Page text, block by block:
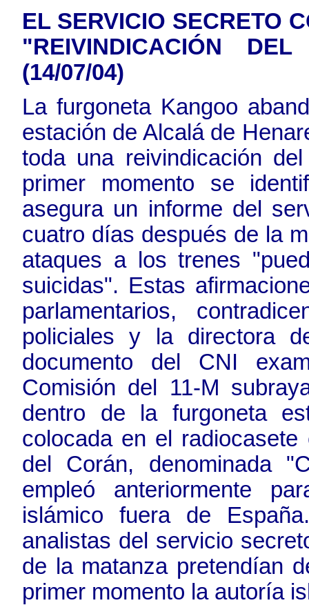
EL SERVICIO SECRETO
"REIVINDICACIÓN
(14/07/04)
La furgoneta Kangoo
estación de Alcalá de
toda una reivindicación
primer momento se
asegura un informe del
cuatro días después de la
ataques a los trenes
suicidas". Estas
parlamentarios,
policiales y la directora
documento del CNI
Comisión del 11-M
dentro de la furgoneta
colocada en el
del Corán, denominada
empleó anteriormente
islámico fuera de
analistas del servicio
de la matanza pretendían
primer momento la autoría